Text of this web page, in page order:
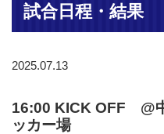
試合日程・結果
2025.07.13
16:00 KICK OFF @
ッカー場